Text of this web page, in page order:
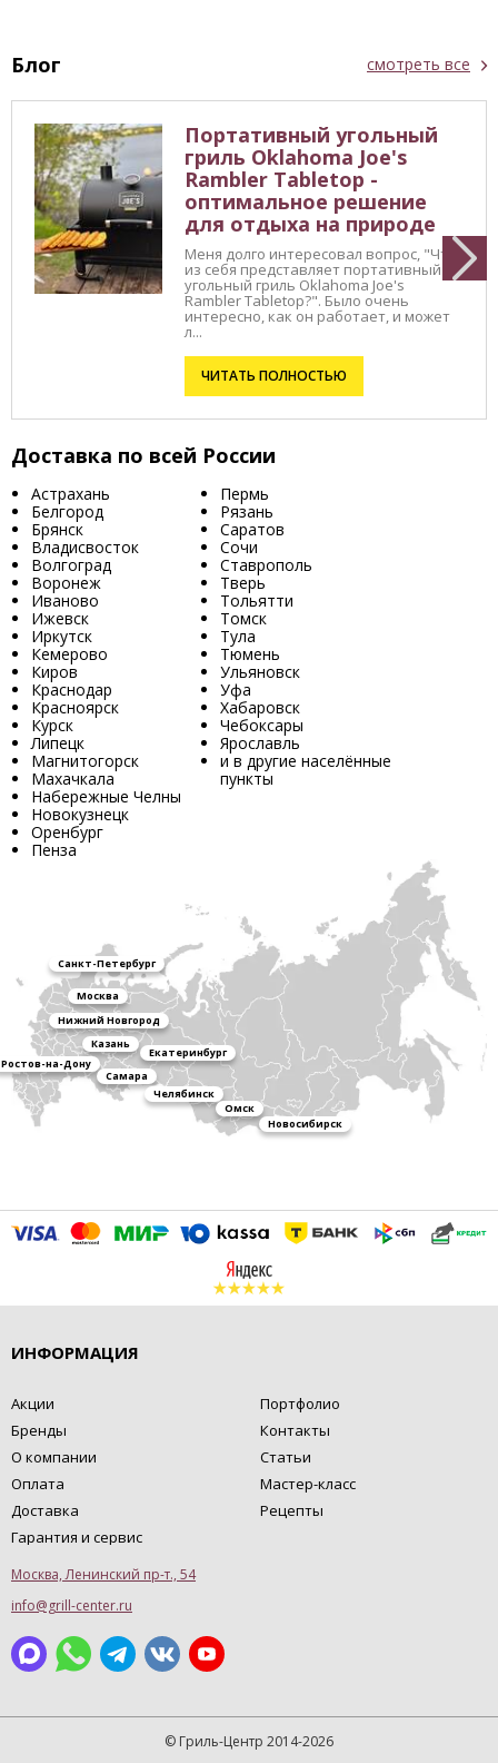
Блог смотреть все
Портативный угольный
гриль Oklahoma Joe's
Rambler Tabletop -
оптимальное решение
для отдыха на природе
Меня долго интересовал вопрос, "Что
из себя представляет портативный
угольный гриль Oklahoma Joe's
Rambler Tabletop?". Было очень
интересно, как он работает, и может
л...
ЧИТАТЬ ПОЛНОСТЬЮ
Доставка по всей России
Астрахань
Белгород
Брянск
Владисвосток
Волгоград
Воронеж
Иваново
Ижевск
Иркутск
Кемерово
Киров
Краснодар
Красноярск
Курск
Липецк
Магнитогорск
Махачкала
Набережные Челны
Новокузнецк
Оренбург
Пенза
Пермь
Рязань
Саратов
Сочи
Ставрополь
Тверь
Тольятти
Томск
Тула
Тюмень
Ульяновск
Уфа
Хабаровск
Чебоксары
Ярославль
и в другие населённые
пункты
Санкт-Петербург
Москва
Нижний Новгород
Казань
Екатеринбург
Ростов-на-Дону
Самара
Челябинск
Омск
Новосибирск
ИНФОРМАЦИЯ
Акции
Бренды
О компании
Оплата
Доставка
Гарантия и сервис
Портфолио
Контакты
Статьи
Мастер-класс
Рецепты
Москва, Ленинский пр-т., 54
info@grill-center.ru
© Гриль-Центр 2014-2026